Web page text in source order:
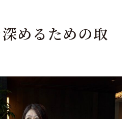
めるための取